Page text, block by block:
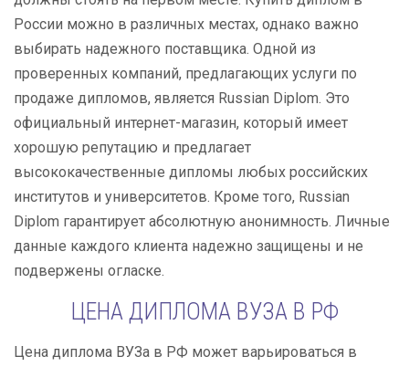
России можно в различных местах, однако важно
выбирать надежного поставщика. Одной из
проверенных компаний, предлагающих услуги по
продаже дипломов, является Russian Diplom. Это
официальный интернет-магазин, который имеет
хорошую репутацию и предлагает
высококачественные дипломы любых российских
институтов и университетов. Кроме того, Russian
Diplom гарантирует абсолютную анонимность. Личные
данные каждого клиента надежно защищены и не
подвержены огласке.
ЦЕНА ДИПЛОМА ВУЗА В РФ
Цена диплома ВУЗа в РФ может варьироваться в